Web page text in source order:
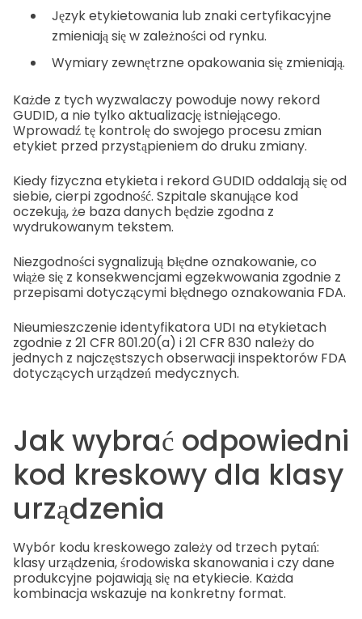
Język etykietowania lub znaki certyfikacyjne
zmieniają się w zależności od rynku.
Wymiary zewnętrzne opakowania się zmieniają.
Każde z tych wyzwalaczy powoduje nowy rekord
GUDID, a nie tylko aktualizację istniejącego.
Wprowadź tę kontrolę do swojego procesu zmian
etykiet przed przystąpieniem do druku zmiany.
Kiedy fizyczna etykieta i rekord GUDID oddalają się od
siebie, cierpi zgodność. Szpitale skanujące kod
oczekują, że baza danych będzie zgodna z
wydrukowanym tekstem.
Niezgodności sygnalizują błędne oznakowanie, co
wiąże się z konsekwencjami egzekwowania zgodnie z
przepisami dotyczącymi błędnego oznakowania FDA.
Nieumieszczenie identyfikatora UDI na etykietach
zgodnie z 21 CFR 801.20(a) i 21 CFR 830 należy do
jednych z najczęstszych obserwacji inspektorów FDA
dotyczących urządzeń medycznych.
Jak wybrać odpowiedni
kod kreskowy dla klasy
urządzenia
Wybór kodu kreskowego zależy od trzech pytań:
klasy urządzenia, środowiska skanowania i czy dane
produkcyjne pojawiają się na etykiecie. Każda
kombinacja wskazuje na konkretny format.